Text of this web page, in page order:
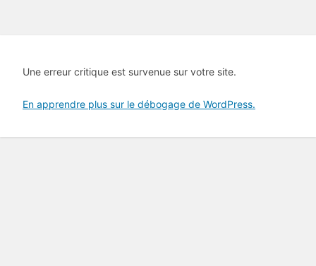
Une erreur critique est survenue sur votre site.
En apprendre plus sur le débogage de WordPress.